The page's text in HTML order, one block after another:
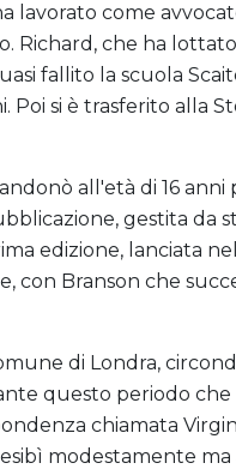
lavorato come
Richard, che ha
fallito la scuola
si è trasferito alla
all'età di 16
gestita
edizione, lanciata
Branson che
di Londra,
questo periodo
chiamata
modestamente